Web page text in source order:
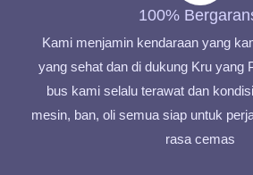
100%
Kami menjamin kendaraan yang
yang sehat dan di dukung Kru yang
bus kami selalu terawat dan
mesin, ban, oli semua siap untuk
rasa cemas